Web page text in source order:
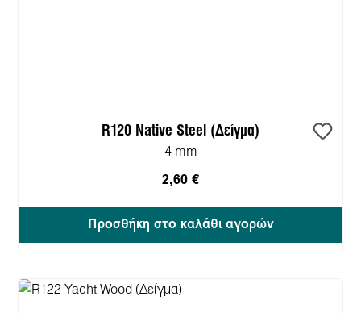
R120 Native Steel (Δείγμα)
4 mm
2,60 €
Προσθήκη στο καλάθι αγορών